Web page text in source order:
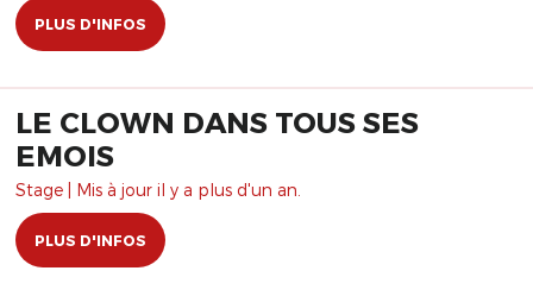
PLUS D'INFOS
LE CLOWN DANS TOUS SES
EMOIS
Stage | Mis à jour il y a plus d'un an.
PLUS D'INFOS